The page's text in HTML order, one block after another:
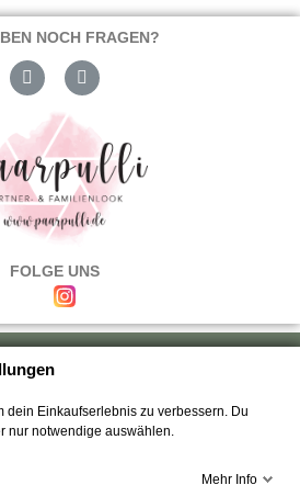
NOCH FRAGEN?
FOLGE UNS
|Umtausch & Rückgabe
Kontakt
dein Einkaufserlebnis zu verbessern. Du
nur notwendige auswählen.
Mehr Info